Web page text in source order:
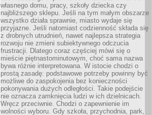
własnego domu, pracy, szkoły dziecka czy
najbliższego sklepu. Jeśli na tym małym obszarze
wszystko działa sprawnie, miasto wydaje się
przyjazne. Jeśli natomiast codzienność składa się
z drobnych utrudnień, nawet najlepsza strategia
rozwoju nie zmieni subiektywnego odczucia
frustracji. Dlatego coraz częściej mówi się o
mieście piętnastominutowym, choć sama nazwa
bywa różnie interpretowana. W istocie chodzi o
prostą zasadę: podstawowe potrzeby powinny być
możliwe do zaspokojenia bez konieczności
pokonywania dużych odległości. Takie podejście
nie oznacza zamknięcia ludzi w ich dzielnicach.
Wręcz przeciwnie. Chodzi o zapewnienie im
wolności wyboru. Gdy szkoła, przychodnia, park,